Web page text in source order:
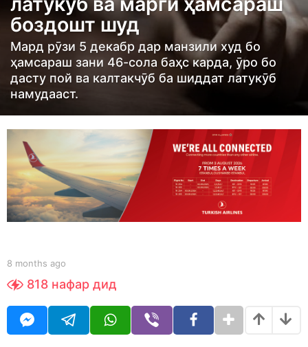
h
s
a
g
o
8
m
o
h
s
a
o
боздошт шуд
Мард рӯзи 5 декабр дар манзили худ бо
ҳамсараш зани 46-сола баҳс карда, ӯро бо
дасту пой ва калтакчӯб ба шиддат латукӯб
намудааст.
b
S
h
d
8 months ago
o
t
h
818 нафар дид